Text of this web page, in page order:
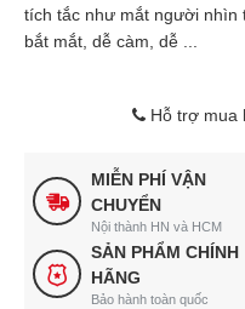
tích tắc như mắt người nhìn
bắt mắt, dễ càm, dễ ...
Hỗ trợ mua
MIỄN PHÍ VẬN
CHUYỂN
Nội thành HN và HCM
SẢN PHẨM CHÍNH
HÃNG
Bảo hành toàn quốc